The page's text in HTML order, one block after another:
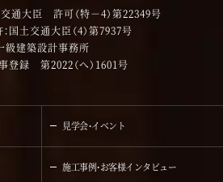
通大臣 許可（特－4）第22349号
国土交通大臣（4）第7937号
級建築設計事務所
登録 第2022（へ）1601号
見学会・イベント
施工事例・お客様インタビュー